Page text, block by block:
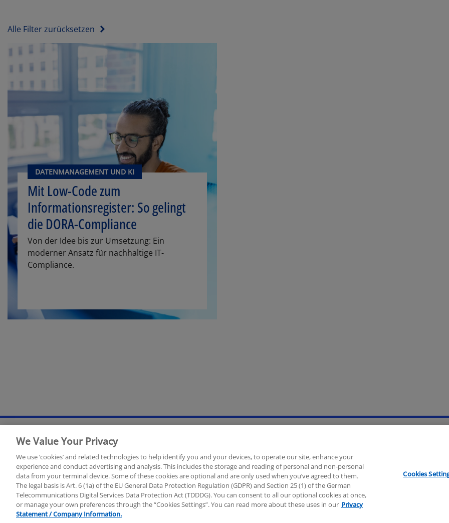
Alle Filter zurücksetzen
DATENMANAGEMENT UND KI
Mit Low-Code zum
Informationsregister: So gelingt
die DORA-Compliance
Von der Idee bis zur Umsetzung: Ein
moderner Ansatz für nachhaltige IT-
Compliance.
Rechtliche Hinweise Datenschutzerklärung
© 2025 KPMG AG Wirtschaftsprüfungsgesellschaft, eine Aktiengesellschaft nach deutschem Recht und ein Mitglied der globalen
International Limited, einer Private English Company Limited by Guarantee, angeschlossen sind. Alle Rechte vorbehalten. Für
KPMG besuchen Sie bittehttps://home.kpmg/governance.
We Value Your Privacy
We use ‘cookies’ and related technologies to help identify you and your devices, to operate our site, enhance your
experience and conduct advertising and analysis. This includes the storage and reading of personal and non-personal
data from your terminal device. Some of these cookies are optional and are only used when you’ve agreed to them.
The legal basis is Art. 6 (1a) of the EU General Data Protection Regulation (GDPR) and Section 25 (1) of the German
Telecommunications Digital Services Data Protection Act (TDDDG). You can consent to all our optional cookies at once,
or manage your own preferences through the “Cookies Settings”. You can read more about these uses in our Privacy
Statement / Company Information.
Cookies